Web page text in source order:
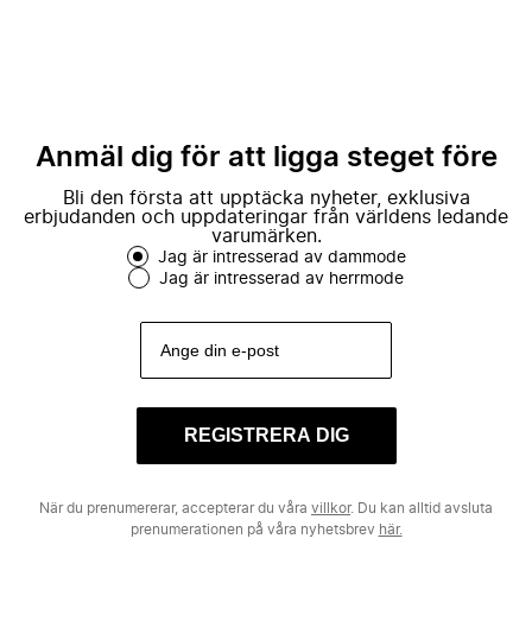
Anmäl dig för att ligga steget före
Bli den första att upptäcka nyheter, exklusiva
erbjudanden och uppdateringar från världens ledande
varumärken.
Jag är intresserad av dammode
Jag är intresserad av herrmode
REGISTRERA DIG
När du prenumererar, accepterar du våra villkor. Du kan alltid avsluta
prenumerationen på våra nyhetsbrev här.